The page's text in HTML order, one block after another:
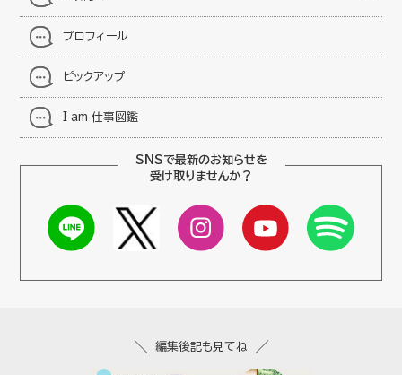
プロフィール
ピックアップ
I am 仕事図鑑
SNSで最新のお知らせを
受け取りませんか？
編集後記も見てね